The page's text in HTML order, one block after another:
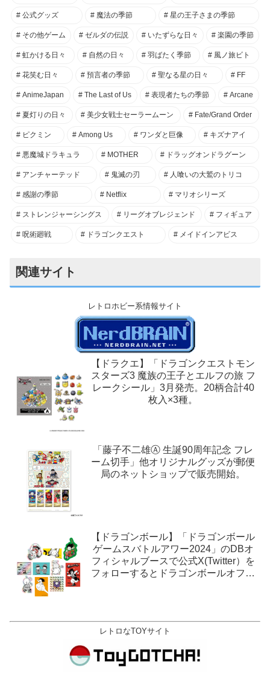
公式グッズ 魔法の季節 星の王子さまの季節
その他ゲーム ゼルダの伝説 いたずらな日々 楽園の季節
虹かける日々 自然の日々 羽ばたく季節 風ノ旅ビト
花笑む日々 預言者の季節 聖なる星の日々 FF
AnimeJapan The Last of Us 表現者たちの季節 Arcane
夏灯りの日々 美少女戦士セーラームーン Fate/Grand Order
ピクミン Among Us ワンダと巨像 キズナアイ
悪魔城ドラキュラ MOTHER ドラッグオンドラグーン
アンチャーテッド 鬼滅の刃 人喰いの大鷲のトリコ
感謝の季節 Netflix マリオシリーズ
ストレンジャーシングス リーグオブレジェンド フィギュア
呪術廻戦 ドラゴンクエスト メイドインアビス
関連サイト
レトロホビー系情報サイト
【ドラクエ】「ドラゴンクエストモン
スターズ3 魔族の王子とエルフの旅 フ
レークシール」3月発売。20柄合計40
枚入×3種。
「藤子不二雄Ⓐ 生誕90周年記念 フレ
ーム切手」他オリジナルグッズが郵便
局のネットショップで販売開始。
【ドラゴンボール】「ドラゴンボール
ゲームスバトルアワー2024」のDBオ
フィシャルブースで公式X(Twitter）を
フォローするとドラゴンボールオフィ
レトロなTOYサイト